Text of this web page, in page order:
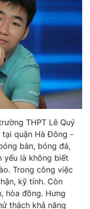
Phạm Quốc Thắng,
355 932
THPT Lê Quý
tại quận Hà Đông -
bàn, bóng đá,
yếu là không biết
Trong công việc
kỹ tính. Còn
hòa đồng. Hưng
thách khả năng